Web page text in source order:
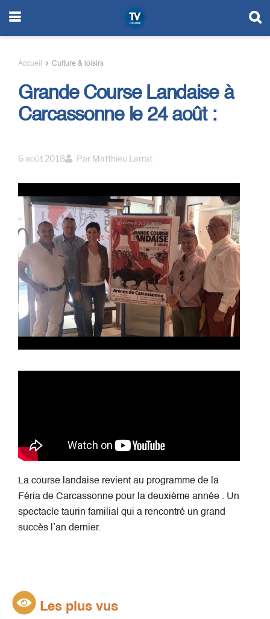
Accueil Culture & loisirs
Grande Course Landaise à
Carcassonne le 24 août :
6 août 2018 Par Matthieu Larrat
La course landaise revient au programme de la
Féria de Carcassonne pour la deuxième année . Un
spectacle taurin familial qui a rencontré un grand
succès l’an dernier.
Les plus vus